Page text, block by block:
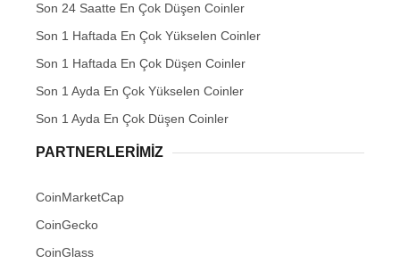
Son 24 Saatte En Çok Düşen Coinler
Son 1 Haftada En Çok Yükselen Coinler
Son 1 Haftada En Çok Düşen Coinler
Son 1 Ayda En Çok Yükselen Coinler
Son 1 Ayda En Çok Düşen Coinler
PARTNERLERIMIZ
CoinMarketCap
CoinGecko
CoinGlass